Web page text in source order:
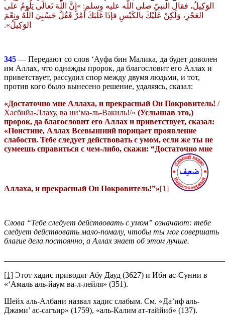
الوَكِيلُ، فقال النبيّ صلى اللّه عليه وسلم‏:‏ ‏»‏إِنَّ اللَّهَ تَعالى يَلُومُ على
العَجْزِ، وَلَكِنْ عَلَيْكَ بالكَيْسِ فإذَا غَلَبَكَ أمْرٌ فَقُلْ حَسْبِيَ اللَّهُ ونِعْمَ
الوَكِيلُ‏»‏‏.‏
345 — Передают со слов ‘Ауфа бин Малика, да будет доволен
им Аллах, что однажды пророк, да благословит его Аллах и
приветствует, рассудил спор между двумя людьми, и тот,
против кого было вынесено решение, удаляясь, сказал:
«Достаточно мне Аллаха, и прекрасный Он Покровитель! /
Хасбийа-Ллаху, ва ни‘ма-ль-Вакиль!/» (Услышав это,)
пророк, да благословит его Аллах и приветствует, сказал:
«Поистине, Аллах Всевышний порицает проявление
слабости. Тебе следует действовать с умом, если же ты не
сумеешь справиться с чем-либо, скажи: “Достаточно мне
Аллаха, и прекрасный Он Покровитель!”»[1]
Слова “Тебе следует действовать с умом” означают: тебе
следует действовать мало-помалу, чтобы ты мог совершать
благие дела постоянно, а Аллах знает об этом лучше.
[1] Этот хадис приводят Абу Дауд (3627) и Ибн ас-Сунни в
«‘Амаль аль-йаум ва-л-лейля» (351).
Шейх аль-Албани назвал хадис слабым. См. «Да’иф аль-
Джами’ ас-сагъир» (1759), «аль-Калим ат-таййиб» (137).